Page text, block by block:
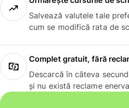
Salvează valutele tale
cum se modifică rata de
Complet gratuit, fără
Descarcă în câteva
și nu există reclame